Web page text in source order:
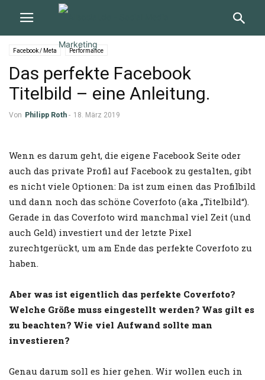
Facebook / Meta Performance
Das perfekte Facebook
Titelbild – eine Anleitung.
Von Philipp Roth - 18. März 2019
Wenn es darum geht, die eigene Facebook Seite oder
auch das private Profil auf Facebook zu gestalten, gibt
es nicht viele Optionen: Da ist zum einen das Profilbild
und dann noch das schöne Coverfoto (aka „Titelbild“).
Gerade in das Coverfoto wird manchmal viel Zeit (und
auch Geld) investiert und der letzte Pixel
zurechtgerückt, um am Ende das perfekte Coverfoto zu
haben.
Aber was ist eigentlich das perfekte Coverfoto?
Welche Größe muss eingestellt werden? Was gilt es
zu beachten? Wie viel Aufwand sollte man
investieren?
Genau darum soll es hier gehen. Wir wollen euch in